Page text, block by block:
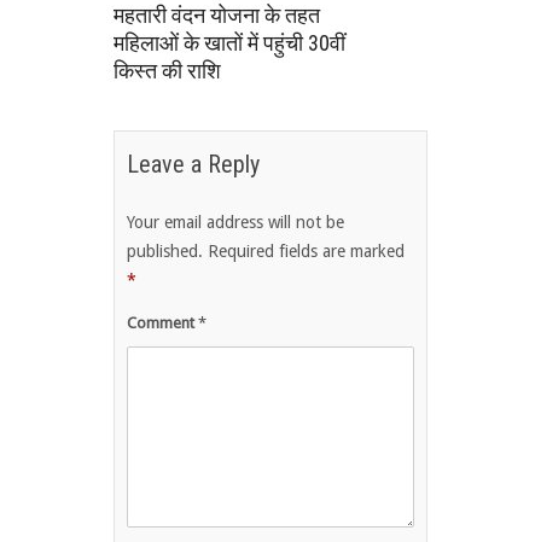
महतारी वंदन योजना के तहत
महिलाओं के खातों में पहुंची 30वीं
किस्त की राशि
Leave a Reply
Your email address will not be
published. Required fields are marked
*
Comment*